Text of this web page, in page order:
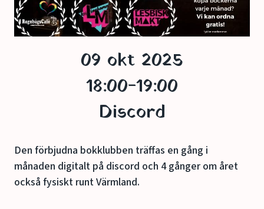
09 okt 2025
18:00-19:00
Discord
Den förbjudna bokklubben träffas en gång i
månaden digitalt på discord och 4 gånger om året
också fysiskt runt Värmland.